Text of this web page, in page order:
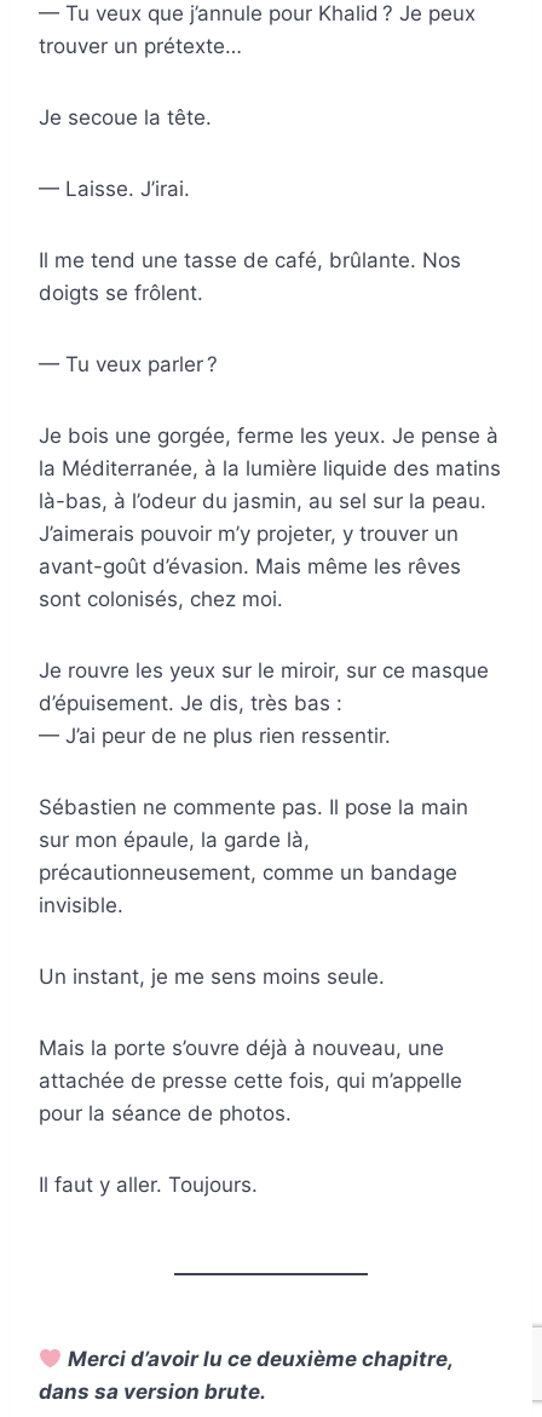
— Tu veux que j’annule pour Khalid ? Je peux
trouver un prétexte…
Je secoue la tête.
— Laisse. J’irai.
Il me tend une tasse de café, brûlante. Nos
doigts se frôlent.
— Tu veux parler ?
Je bois une gorgée, ferme les yeux. Je pense à
la Méditerranée, à la lumière liquide des matins
là-bas, à l’odeur du jasmin, au sel sur la peau.
J’aimerais pouvoir m’y projeter, y trouver un
avant-goût d’évasion. Mais même les rêves
sont colonisés, chez moi.
Je rouvre les yeux sur le miroir, sur ce masque
d’épuisement. Je dis, très bas :
— J’ai peur de ne plus rien ressentir.
Sébastien ne commente pas. Il pose la main
sur mon épaule, la garde là,
précautionneusement, comme un bandage
invisible.
Un instant, je me sens moins seule.
Mais la porte s’ouvre déjà à nouveau, une
attachée de presse cette fois, qui m’appelle
pour la séance de photos.
Il faut y aller. Toujours.
Merci d’avoir lu ce deuxième chapitre,
dans sa version brute.